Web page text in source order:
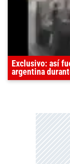
Exclusivo: así
argentina